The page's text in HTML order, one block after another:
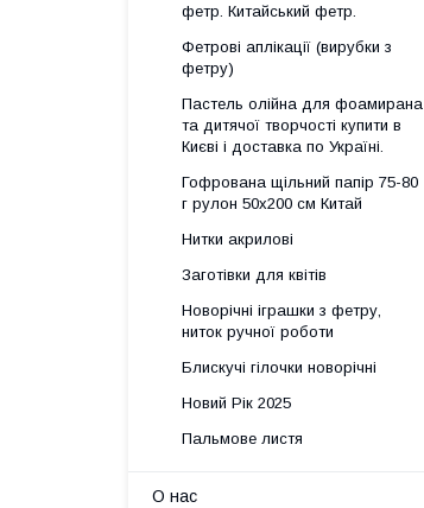
фетр. Китайський фетр.
Фетрові аплікації (вирубки з
фетру)
Пастель олійна для фоамирана
та дитячої творчості купити в
Києві і доставка по Україні.
Гофрована щільний папір 75-80
г рулон 50х200 см Китай
Нитки акрилові
Заготівки для квітів
Новорічні іграшки з фетру,
ниток ручної роботи
Блискучі гілочки новорічні
Новий Рік 2025
Пальмове листя
О нас